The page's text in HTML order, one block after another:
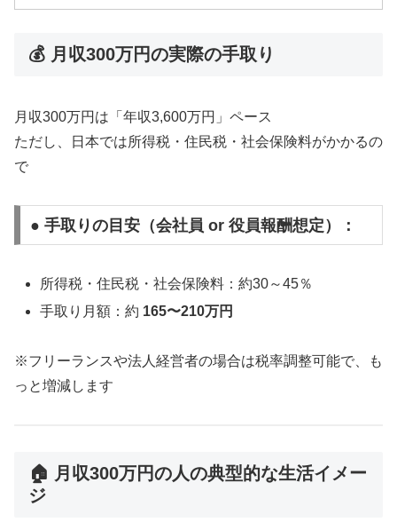
💰 月収300万円の実際の手取り
月収300万円は「年収3,600万円」ペース
ただし、日本では所得税・住民税・社会保険料がかかるの
で
● 手取りの目安（会社員 or 役員報酬想定）：
所得税・住民税・社会保険料：約30～45％
手取り月額：約 165〜210万円
※フリーランスや法人経営者の場合は税率調整可能で、も
っと増減します
🏠 月収300万円の人の典型的な生活イメー
ジ